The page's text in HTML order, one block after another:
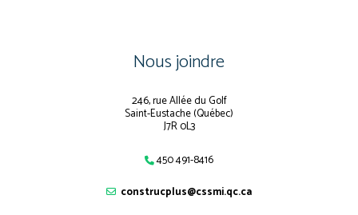
Nous joindre
246, rue Allée du Golf
Saint-Eustache (Québec)
J7R 0L3
450 491-8416
construcplus@cssmi.qc.ca